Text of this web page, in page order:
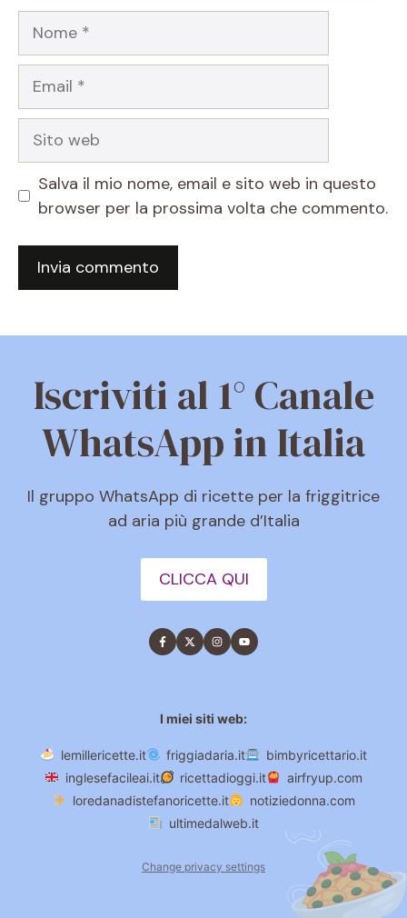
Sito
Salva il mio nome, email e sito web in questo
browser per la prossima volta che commento.
Iscriviti al 1° Canale
WhatsApp in Italia
Il gruppo WhatsApp di ricette per la friggitrice
ad aria più grande d’Italia
CLICCA QUI
I miei siti web:
lemillericette.it friggiadaria.it
bimbyricettario.it
inglesefacileai.it
ricettadioggi.it
airfryup.com
loredanadistefanoricette.it
notiziedonna.com
ultimedalweb.it
Change privacy settings